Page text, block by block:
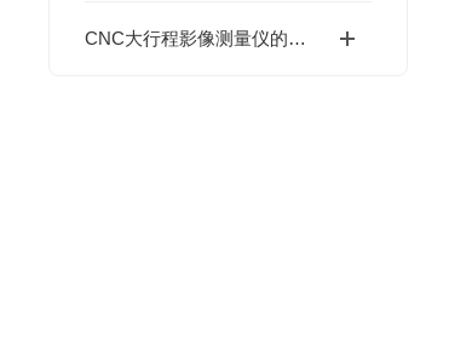
CNC大行程影像测量仪的特色功能